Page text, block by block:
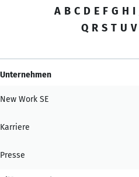
A B C D E F G H I
Q R S T U V
Unternehmen
New Work SE
Karriere
Presse